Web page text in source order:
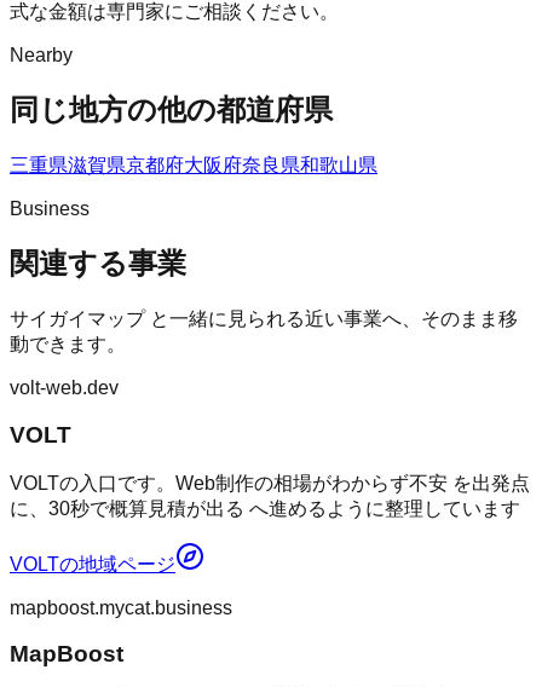
式な金額は専門家にご相談ください。
Nearby
同じ地方の他の都道府県
三重県滋賀県京都府大阪府奈良県和歌山県
Business
関連する事業
サイガイマップと一緒に見られる近い事業へ、そのまま移
動できます。
volt-web.dev
VOLT
VOLTの入口です。Web制作の相場がわからず不安 を出発点
に、30秒で概算見積が出る へ進めるように整理しています
VOLTの地域ページ
mapboost.mycat.business
MapBoost